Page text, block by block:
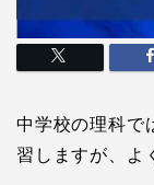
中学校の理科で
習しますが、よ